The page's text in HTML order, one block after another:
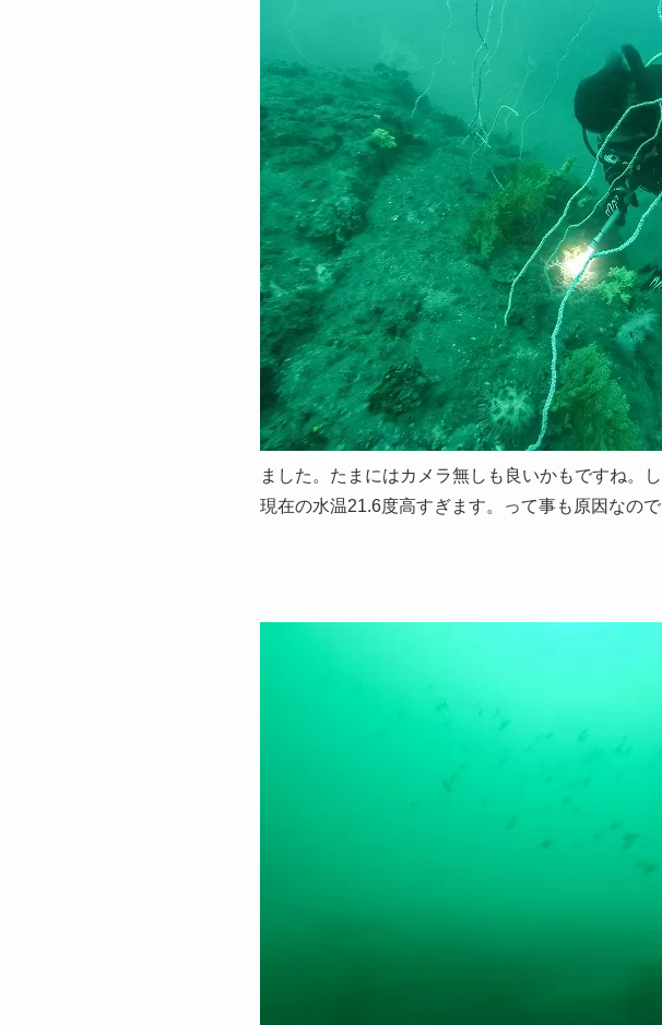
ました。たまにはカメラ無しも良いかもですね。
現在の水温21.6度高すぎます。って事も原因なの